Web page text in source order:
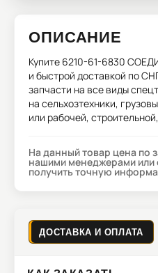
ОПИСАНИЕ
Купите 6210-61-6830
и быстрой доставкой по
запчасти на все виды
на сельхозтехники,
или рабочей,
На данный товар цена по
нашими менеджерами или
получить точную
ДОСТАВКА И ОПЛАТА